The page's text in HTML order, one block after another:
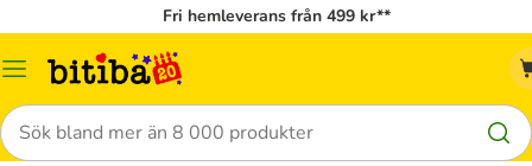
Fri hemleverans från 499 kr**
Meny
Sök